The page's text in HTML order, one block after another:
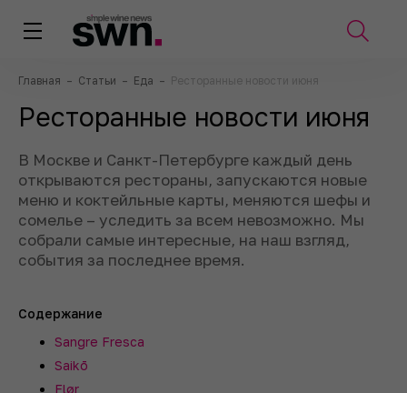
Главная – Статьи – Еда – Ресторанные новости июня
Ресторанные новости июня
В Москве и Санкт-Петербурге каждый день
открываются рестораны, запускаются новые
меню и коктейльные карты, меняются шефы и
сомелье – уследить за всем невозможно. Мы
собрали самые интересные, на наш взгляд,
события за последнее время.
Содержание
Sangre Fresca
Saikō
Flør